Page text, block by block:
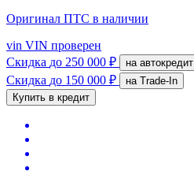
Оригинал ПТС в наличии
vin VIN проверен
Скидка до 250 000 ₽ на автокредит
Скидка до 150 000 ₽
на Trade-In
Купить в кредит